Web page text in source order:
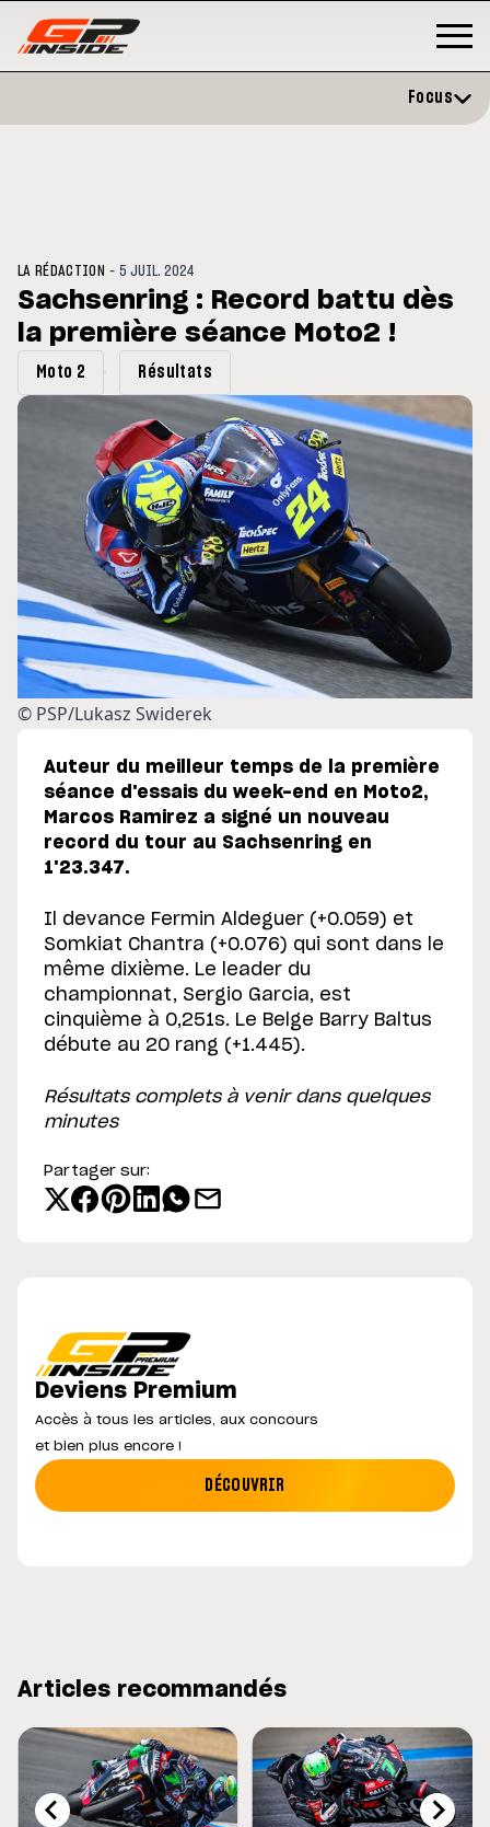
du GP de Grande-
MOTO GP
Focus
LA RÉDACTION -5 JUIL. 2024
Sachsenring : Record battu dès
la première séance Moto2 !
Moto 2 Résultats
© PSP/Lukasz Swiderek
Auteur du meilleur temps de la première
séance d'essais du week-end en Moto2,
Marcos Ramirez a signé un nouveau
record du tour au Sachsenring en
1'23.347.
Il devance Fermin Aldeguer (+0.059) et
Somkiat Chantra (+0.076) qui sont dans le
même dixième. Le leader du
championnat, Sergio Garcia, est
cinquième à 0,251s. Le Belge Barry Baltus
débute au 20 rang (+1.445).
Résultats complets à venir dans quelques
minutes
Partager sur:
Deviens Premium
Accès à tous les articles, aux concours
et bien plus encore !
DÉCOUVRIR
Articles recommandés